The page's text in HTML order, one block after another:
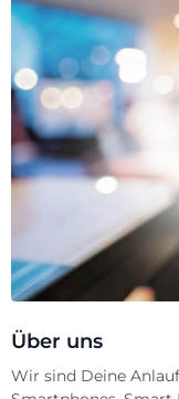
Über uns
Wir sind Deine